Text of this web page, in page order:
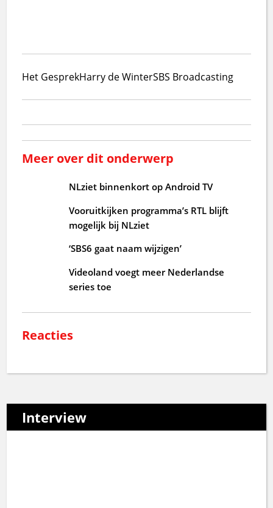
Het GesprekHarry de WinterSBS Broadcasting
Meer over dit onderwerp
NLziet binnenkort op Android TV
Vooruitkijken programma’s RTL blijft
mogelijk bij NLziet
‘SBS6 gaat naam wijzigen’
Videoland voegt meer Nederlandse
series toe
Reacties
Interview